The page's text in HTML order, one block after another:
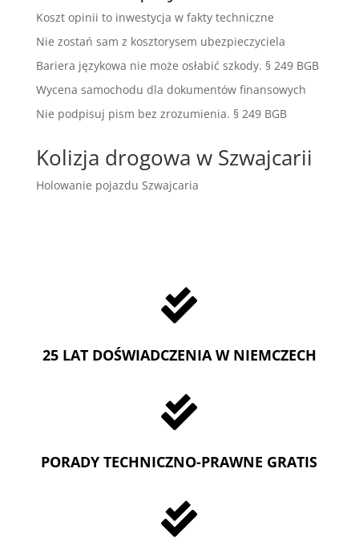
Koszt opinii to inwestycja w fakty techniczne
Nie zostań sam z kosztorysem ubezpieczyciela
Bariera językowa nie może osłabić szkody. § 249 BGB
Wycena samochodu dla dokumentów finansowych
Nie podpisuj pism bez zrozumienia. § 249 BGB
Kolizja drogowa w Szwajcarii
Holowanie pojazdu Szwajcaria

25 LAT DOŚWIADCZENIA W NIEMCZECH

PORADY TECHNICZNO-PRAWNE GRATIS
